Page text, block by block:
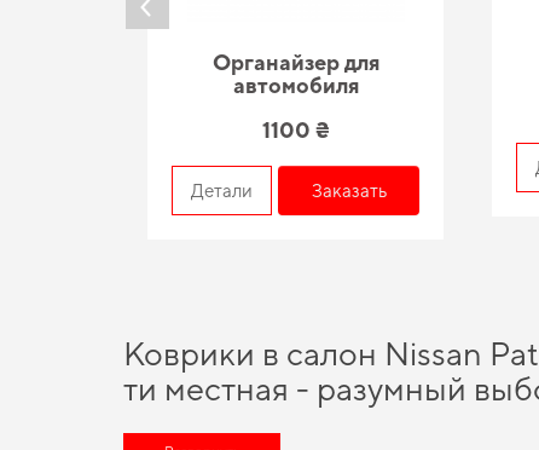
Органайзер для
автомобиля
1100 ₴
Детали Заказать
Коврики в салон Nissan
ти местная - разумный
Хотите улучшить оснащение авто,